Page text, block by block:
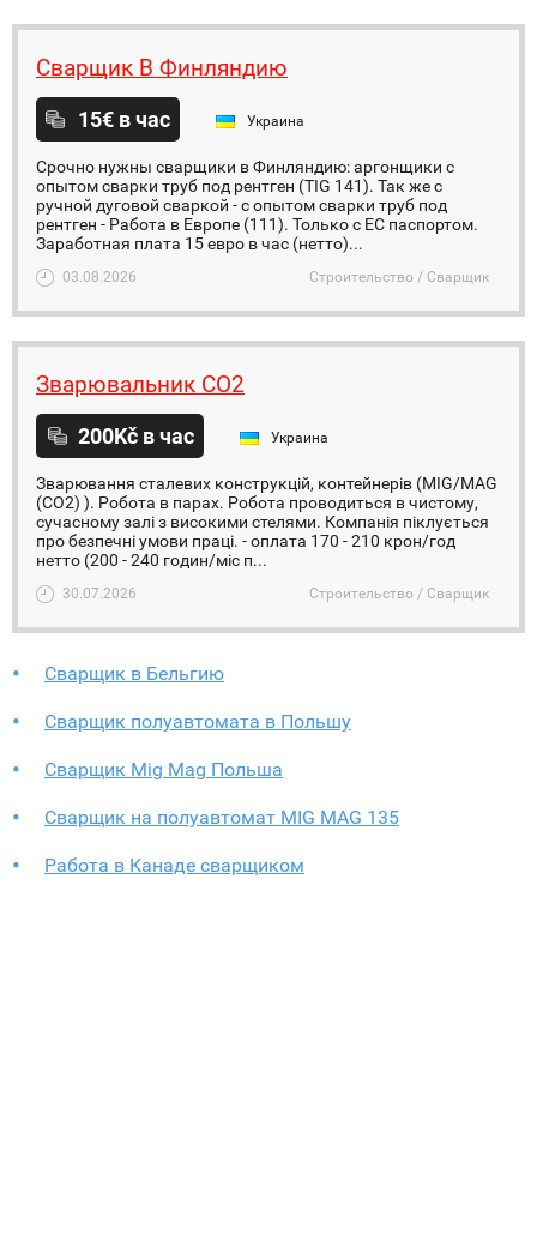
Сварщик В Финляндию
15€ в час Украина
Срочно нужны сварщики в Финляндию: аргонщики с
опытом сварки труб под рентген (TIG 141). Так же с
ручной дуговой сваркой - с опытом сварки труб под
рентген - Работа в Европе (111). Только с ЕС паспортом.
Заработная плата 15 евро в час (нетто)...
03.08.2026 Строительство / Сварщик
Зварювальник СО2
200Kč в час Украина
Зварювання сталевих конструкцій, контейнерів (MIG/MAG
(CO2) ). Робота в парах. Робота проводиться в чистому,
сучасному залі з високими стелями. Компанія піклується
про безпечні умови праці. - оплата 170 - 210 крон/год
нетто (200 - 240 годин/міс п...
30.07.2026 Строительство / Сварщик
Сварщик в Бельгию
Сварщик полуавтомата в Польшу
Сварщик Mig Mag Польша
Сварщик на полуавтомат MIG MAG 135
Работа в Канаде сварщиком